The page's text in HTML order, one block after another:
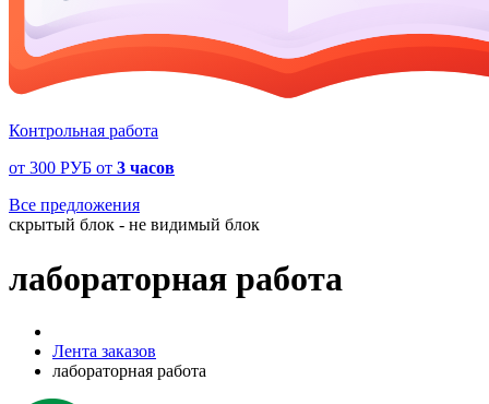
Контрольная работа
от 300 РУБ от 3 часов
Все предложения
скрытый блок - не видимый блок
лабораторная работа
Лента заказов
лабораторная работа